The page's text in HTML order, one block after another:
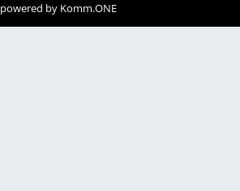
powered by Komm.ONE